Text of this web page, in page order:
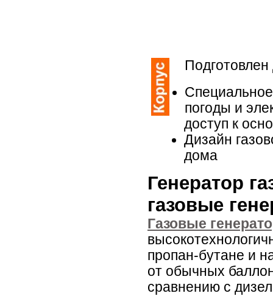
погоды и
доступ к
Дизайн
дома
Генератор
газовые
Газовые
пропан-бутане и
от обычных
сравнению с